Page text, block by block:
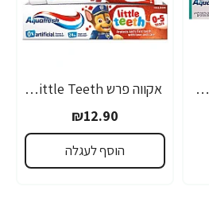
אקווה פרש JUNIOR משחת שיניים לילדים +6 - 50 מ"ל
אקווה פרש Little Teeth משחת שיניים חלב לגילאי 0-5 שנים - 50 מ"ל
₪12.90
הוסף לעגלה